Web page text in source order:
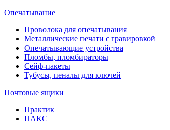
Опечатывание
Проволока для опечатывания
Металлические печати с гравировкой
Опечатывающие устройства
Пломбы, пломбираторы
Сейф-пакеты
Тубусы, пеналы для ключей
Почтовые ящики
Практик
ПАКС